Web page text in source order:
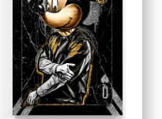
be
chosen
on
the
product
page